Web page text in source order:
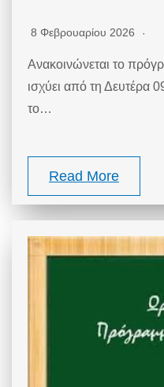
8 Φεβρουαρίου 2026
Ανακοινώνεται το
ισχύει από τη Δευτέρα
το…
Read More